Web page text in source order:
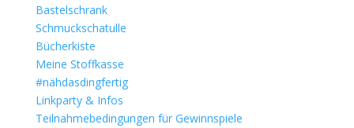
Bastelschrank
Schmuckschatulle
Bücherkiste
Meine Stoffkasse
#nähdasdingfertig
Linkparty & Infos
Teilnahmebedingungen für Gewinnspiele